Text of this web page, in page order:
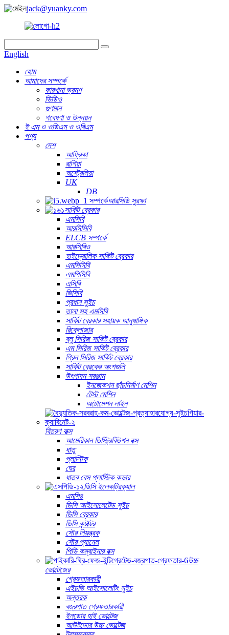
jack@yuanky.com
English
হোম
আমাদের সম্পর্কে
কারখানা ভ্রমণ
ভিডিও
গুণমান
গবেষণা ও উন্নয়ন
ই এম ও ওডিএম ও ওবিএম
পণ্য
দেশ
আফ্রিকা
রাশিয়া
অস্ট্রেলিয়া
UK
DB
আরসিডি সুরক্ষা
সার্কিট ব্রেকার
এমসিবি
আরসিসিবি
ELCB সম্পর্কে
আরসিবিও
হাইড্রোলিক সার্কিট ব্রেকার
এমসিসিবি
এমপিসিবি
এসিবি
ভিসিবি
প্রধান সুইচ
তালা সহ এমসিবি
সার্কিট ব্রেকার সহায়ক আনুষাঙ্গিক
রিক্লোজার
ব্লু সিরিজ সার্কিট ব্রেকার
এম সিরিজ সার্কিট ব্রেকার
গ্রিন সিরিজ সার্কিট ব্রেকার
সার্কিট ব্রেকের অংশগুলি
উৎপাদন সরঞ্জাম
ইনজেকশন ছাঁচনির্মাণ মেশিন
টেস্ট মেশিন
অটোমেশন লাইন
বিতরণ বাক্স
আমেরিকান ডিস্ট্রিবিউশন বক্স
ধাতু
প্লাস্টিক
ঘের
ধাতব বেস প্লাস্টিক কভার
ডিসি ইলেকট্রিক্যাল
এমসি৪
ডিসি আইসোলেটেড সুইচ
ডিসি ব্রেকার
ডিসি কন্টাক্টর
সৌর নিয়ন্ত্রক
সৌর প্যানেল
পিভি কম্বাইনার বক্স
উচ্চ
ভোল্টেজের
গ্রেফতারকারী
এইচভি আইসোলেটিং সুইচ
অন্তরক
বজ্রপাত গ্রেফতারকারী
ইনডোর হাই ভোল্টেজ
আউটডোর উচ্চ ভোল্টেজ